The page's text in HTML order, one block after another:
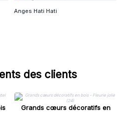
Anges Hati Hati
des clients
Grands cœurs décoratifs en